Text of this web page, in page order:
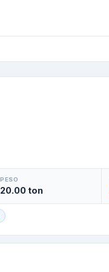
PESO
20.00ton